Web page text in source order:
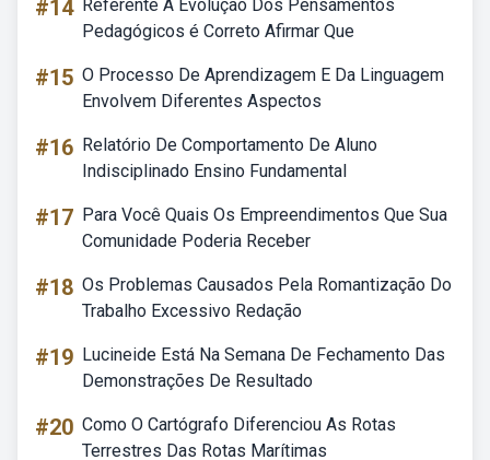
#14 Referente A Evolução Dos Pensamentos
Pedagógicos é Correto Afirmar Que
#15 O Processo De Aprendizagem E Da Linguagem
Envolvem Diferentes Aspectos
#16 Relatório De Comportamento De Aluno
Indisciplinado Ensino Fundamental
#17 Para Você Quais Os Empreendimentos Que Sua
Comunidade Poderia Receber
#18 Os Problemas Causados Pela Romantização Do
Trabalho Excessivo Redação
#19 Lucineide Está Na Semana De Fechamento Das
Demonstrações De Resultado
#20 Como O Cartógrafo Diferenciou As Rotas
Terrestres Das Rotas Marítimas